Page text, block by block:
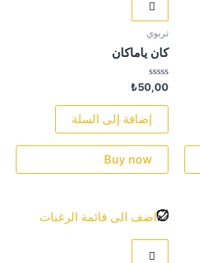
تربوي
كان ياماكان
تم
التقييم
0
₺50,00
إضافة إلى السلة
Buy now
اضف الى قائمة الرغبات